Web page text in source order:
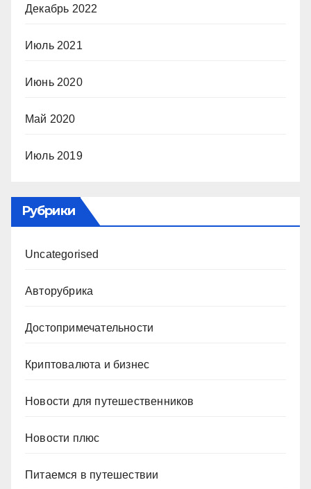
Декабрь 2022
Июль 2021
Июнь 2020
Май 2020
Июль 2019
Рубрики
Uncategorised
Авторубрика
Достопримечательности
Криптовалюта и бизнес
Новости для путешественников
Новости плюс
Питаемся в путешествии